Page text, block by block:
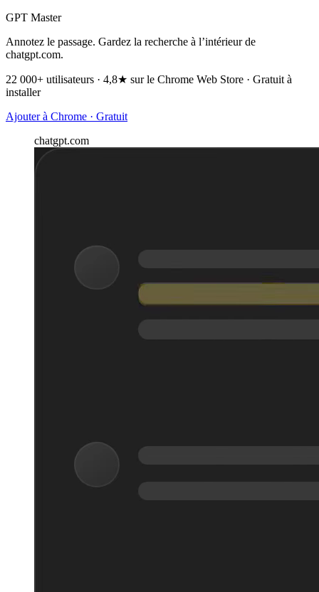
GPT Master
Annotez le passage. Gardez la recherche à l’intérieur de
chatgpt.com.
22 000+ utilisateurs · 4,8★ sur le Chrome Web Store · Gratuit à
installer
Ajouter à Chrome · Gratuit
chatgpt.com